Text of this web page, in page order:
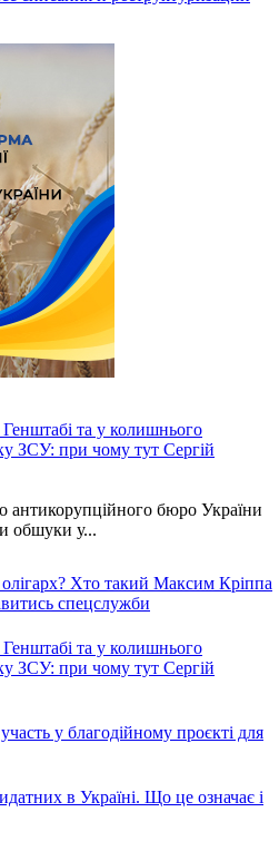
та у колишнього
ЗСУ: при чому тут Сергій
антикорупційного бюро України
обшуки у...
Хто такий Максим Кріппа
спецслужби
та у колишнього
ЗСУ: при чому тут Сергій
у благодійному проєкті для
в Україні. Що це означає і